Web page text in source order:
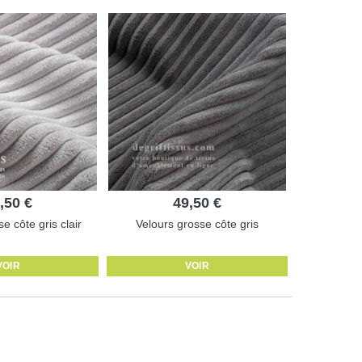
€
côte gris clair
49,50 €
Velours grosse côte gris
VOIR